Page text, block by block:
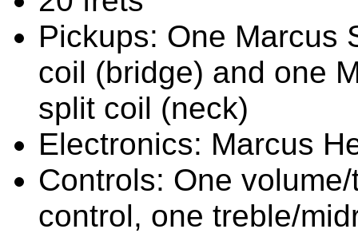
Pickups: One Marcus
coil (bridge) and one
split coil (neck)
Electronics: Marcus
Controls: One
control, one treble/